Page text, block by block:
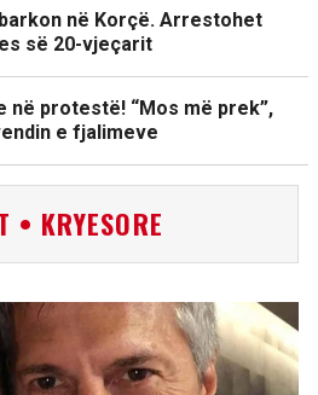
në Korçë. Arrestohet
së 20-vjeçarit
në protestë! “Mos më prek”,
e fjalimeve
• KRYESORE